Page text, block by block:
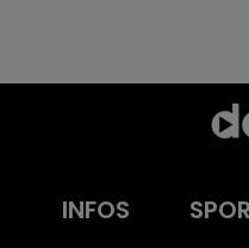
INFOS